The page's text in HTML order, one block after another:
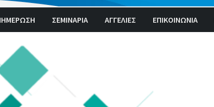
ΣΕΜΙΝΑΡΙΑ ΑΓΓΕΛΊΕΣ ΕΠΙΚΟΙΝΩΝΙΑ